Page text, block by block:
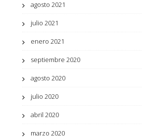
agosto 2021
julio 2021
enero 2021
septiembre 2020
agosto 2020
julio 2020
abril 2020
marzo 2020